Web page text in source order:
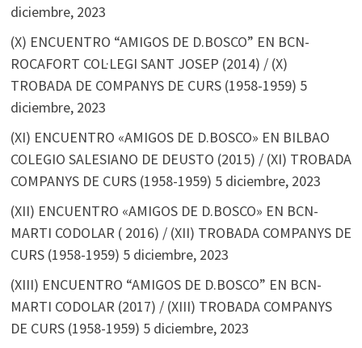
diciembre, 2023
(X) ENCUENTRO “AMIGOS DE D.BOSCO” EN BCN-
ROCAFORT COL·LEGI SANT JOSEP (2014) / (X)
TROBADA DE COMPANYS DE CURS (1958-1959) 5
diciembre, 2023
(XI) ENCUENTRO «AMIGOS DE D.BOSCO» EN BILBAO
COLEGIO SALESIANO DE DEUSTO (2015) / (XI) TROBADA
COMPANYS DE CURS (1958-1959) 5 diciembre, 2023
(XII) ENCUENTRO «AMIGOS DE D.BOSCO» EN BCN-
MARTI CODOLAR ( 2016) / (XII) TROBADA COMPANYS DE
CURS (1958-1959) 5 diciembre, 2023
(XIII) ENCUENTRO “AMIGOS DE D.BOSCO” EN BCN-
MARTI CODOLAR (2017) / (XIII) TROBADA COMPANYS
DE CURS (1958-1959) 5 diciembre, 2023